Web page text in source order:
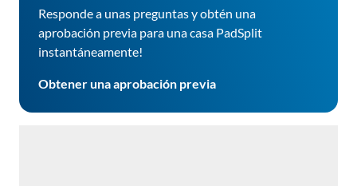
Responde a unas preguntas y obtén una
aprobación previa para una casa PadSplit
instantáneamente!
Obtener una aprobación previa